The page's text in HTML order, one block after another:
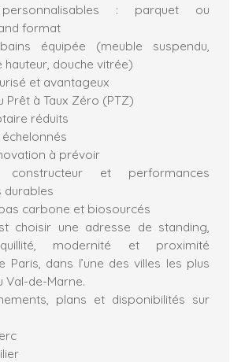
: parquet ou
format
équipée (meuble suspendu,
douche vitrée)
et avantageux
Prêt à Taux Zéro (PTZ)
réduits
à prévoir
constructeur et performances
durables
carbone et biosourcés
choisir une adresse de standing,
modernité et proximité
Paris, dans l’une des villes les plus
Val-de-Marne.
plans et disponibilités sur